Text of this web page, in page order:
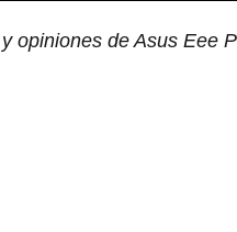
opiniones de Asus Eee